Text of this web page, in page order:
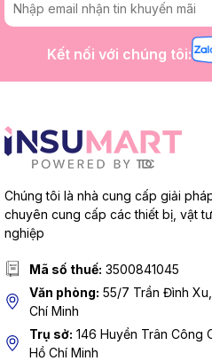
Kết nối với chúng tôi:
Chúng tôi là nhà cung cấp giải
chuyên cung cấp các thiết bị, vật
nghiệp
Mã số thuế: 3500841045
Văn phòng: 55/7 Trần Đình
Chí Minh
Trụ sở: 146 Huyền Trân Công
Hồ Chí Minh